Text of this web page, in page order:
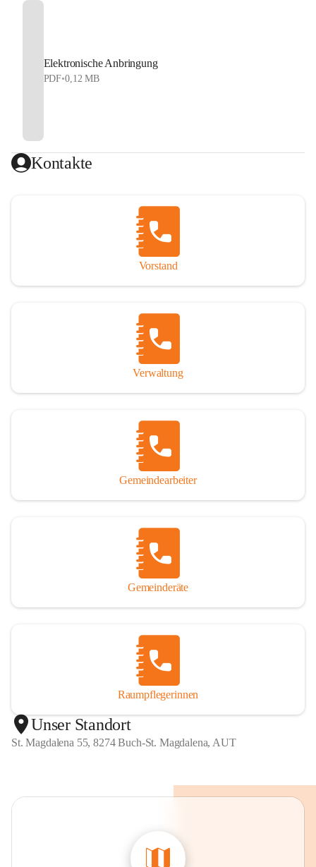
Elektronische Anbringung
PDF•0,12 MB
Kontakte
Vorstand
Verwaltung
Gemeindearbeiter
Gemeinderäte
Raumpflegerinnen
Unser Standort
St. Magdalena 55, 8274 Buch-St. Magdalena, AUT